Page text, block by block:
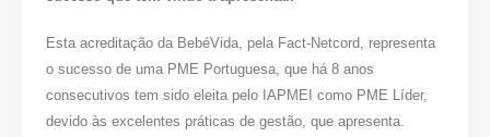
Esta acreditação da BebéVida, pela Fact-Netcord, representa
o sucesso de uma PME Portuguesa, que há 8 anos
consecutivos tem sido eleita pelo IAPMEI como PME Líder,
devido às excelentes práticas de gestão, que apresenta.